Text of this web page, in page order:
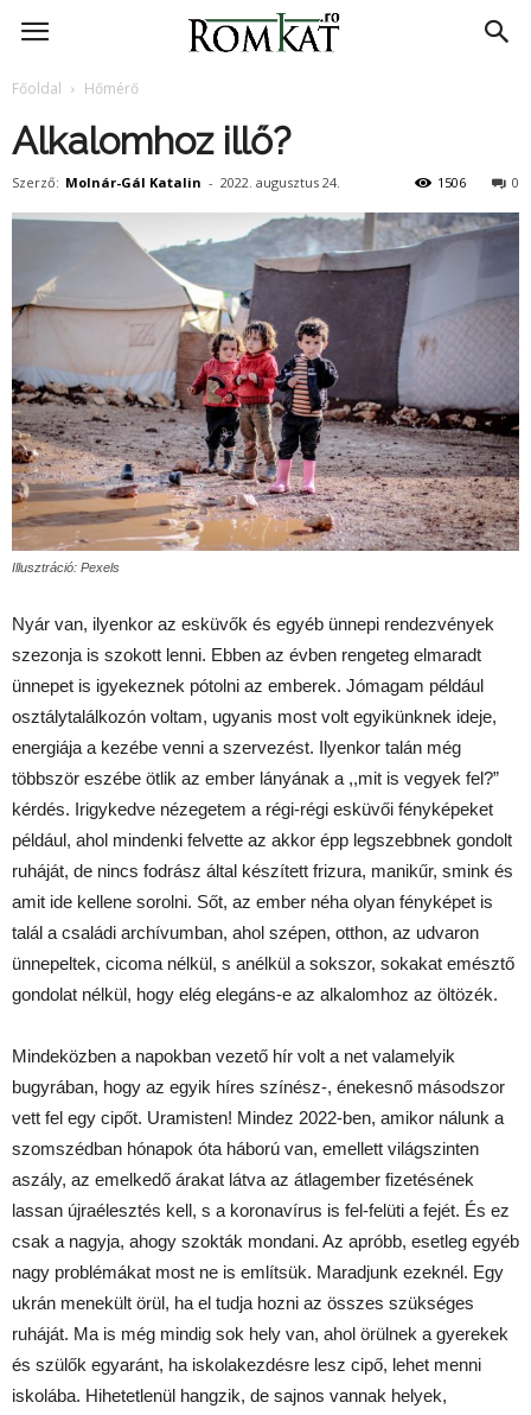
RomKat.ro
Főoldal Hőmérő
Alkalomhoz illő?
Szerző: Molnár-Gál Katalin - 2022. augusztus 24. 0
1506
Illusztráció: Pexels
Nyár van, ilyenkor az esküvők és egyéb ünnepi rendezvények
szezonja is szokott lenni. Ebben az évben rengeteg elmaradt
ünnepet is igyekeznek pótolni az emberek. Jómagam például
osztálytalálkozón voltam, ugyanis most volt egyikünknek ideje,
energiája a kezébe venni a szervezést. Ilyenkor talán még
többször eszébe ötlik az ember lányának a ,,mit is vegyek fel?”
kérdés. Irigykedve nézegetem a régi-régi esküvői fényképeket
például, ahol mindenki felvette az akkor épp legszebbnek gondolt
ruháját, de nincs fodrász által készített frizura, manikűr, smink és
amit ide kellene sorolni. Sőt, az ember néha olyan fényképet is
talál a családi archívumban, ahol szépen, otthon, az udvaron
ünnepeltek, cicoma nélkül, s anélkül a sokszor, sokakat emésztő
gondolat nélkül, hogy elég elegáns-e az alkalomhoz az öltözék.
Mindeközben a napokban vezető hír volt a net valamelyik
bugyrában, hogy az egyik híres színész-, énekesnő másodszor
vett fel egy cipőt. Uramisten! Mindez 2022-ben, amikor nálunk a
szomszédban hónapok óta háború van, emellett világszinten
aszály, az emelkedő árakat látva az átlagember fizetésének
lassan újraélesztés kell, s a koronavírus is fel-felüti a fejét. És ez
csak a nagyja, ahogy szokták mondani. Az apróbb, esetleg egyéb
nagy problémákat most ne is említsük. Maradjunk ezeknél. Egy
ukrán menekült örül, ha el tudja hozni az összes szükséges
ruháját. Ma is még mindig sok hely van, ahol örülnek a gyerekek
és szülők egyaránt, ha iskolakezdésre lesz cipő, lehet menni
iskolába. Hihetetlenül hangzik, de sajnos vannak helyek,